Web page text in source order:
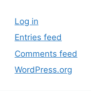
Log in
Entries feed
Comments feed
WordPress.org